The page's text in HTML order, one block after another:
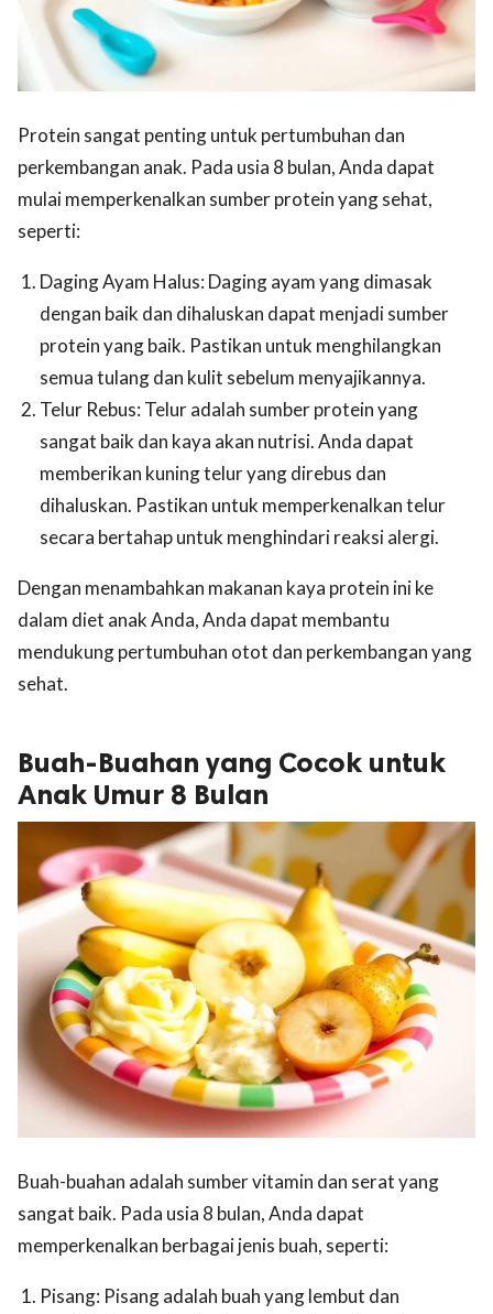
Protein sangat penting untuk pertumbuhan dan
perkembangan anak. Pada usia 8 bulan, Anda dapat
mulai memperkenalkan sumber protein yang sehat,
seperti:
Daging Ayam Halus: Daging ayam yang dimasak
dengan baik dan dihaluskan dapat menjadi sumber
protein yang baik. Pastikan untuk menghilangkan
semua tulang dan kulit sebelum menyajikannya.
Telur Rebus: Telur adalah sumber protein yang
sangat baik dan kaya akan nutrisi. Anda dapat
memberikan kuning telur yang direbus dan
dihaluskan. Pastikan untuk memperkenalkan telur
secara bertahap untuk menghindari reaksi alergi.
Dengan menambahkan makanan kaya protein ini ke
dalam diet anak Anda, Anda dapat membantu
mendukung pertumbuhan otot dan perkembangan yang
sehat.
Buah-Buahan yang Cocok untuk
Anak Umur 8 Bulan
Buah-buahan adalah sumber vitamin dan serat yang
sangat baik. Pada usia 8 bulan, Anda dapat
memperkenalkan berbagai jenis buah, seperti:
Pisang: Pisang adalah buah yang lembut dan